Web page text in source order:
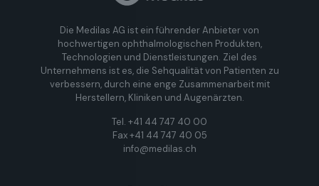
Die Medilas AG ist ein führender Anbieter von
hochwertigen ophthalmologischen Produkten,
Technologien und Dienstleistungen. Ziel des
Unternehmens ist es, die Sehqualität von Patienten zu
verbessern, durch eine enge Zusammenarbeit mit
Herstellern, Kliniken und Augenärzten.
Tel. +41 44 747 40 00
Fax +41 44 747 40 05
info@medilas.ch